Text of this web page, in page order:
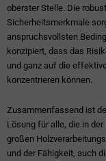
oberster Stelle. Die
Sicherheitsmerkmale
anspruchsvollsten
konzipiert, dass das
und ganz auf die
konzentrieren können.
Zusammenfassend ist
Lösung für alle, die in
großen
und der Fähigkeit, auch